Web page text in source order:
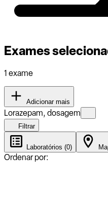
Exames
1 exame
Adicionar mais
Lorazepam, dosagem
Filtrar
Laboratórios (0)
Ordenar por: